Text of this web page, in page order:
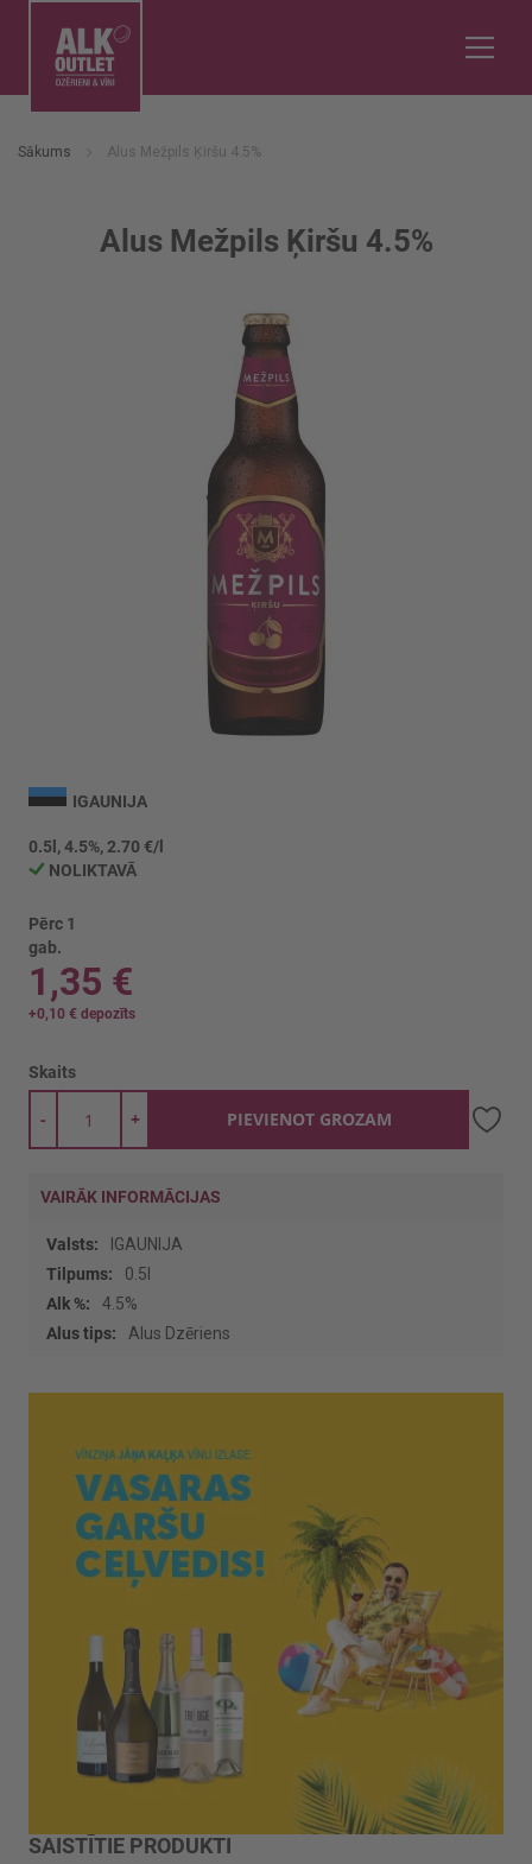
Sākums Alus Mežpils Ķiršu 4.5%
Alus Mežpils Ķiršu 4.5%
uz
sākumu
IGAUNIJA
0.5l, 4.5%, 2.70 €/l
NOLIKTAVĀ
Pērc 1
gab.
1,35 €
+0,10 € depozīts
Skaits
+
- PIEVIENOT GROZAM
VAIRĀK INFORMĀCIJAS
Vairāk
informācijas
IGAUNIJA
0.5l
4.5%
Alus Dzēriens
SAISTĪTIE PRODUKTI